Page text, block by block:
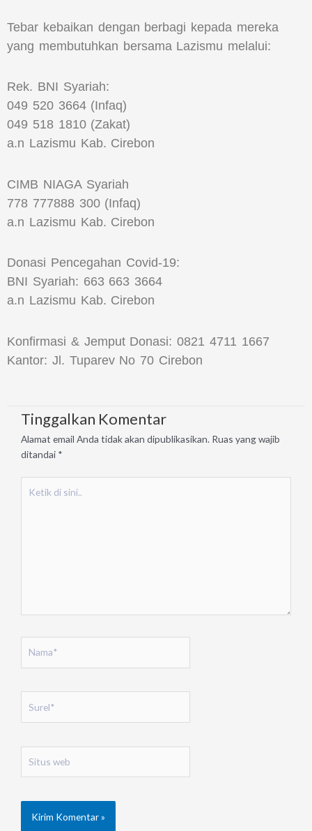
Tebar kebaikan dengan berbagi kepada mereka
yang membutuhkan bersama Lazismu melalui:
Rek. BNI Syariah:
049 520 3664 (Infaq)
049 518 1810 (Zakat)
a.n Lazismu Kab. Cirebon
CIMB NIAGA Syariah
778 777888 300 (Infaq)
a.n Lazismu Kab. Cirebon
Donasi Pencegahan Covid-19:
BNI Syariah: 663 663 3664
a.n Lazismu Kab. Cirebon
Konfirmasi & Jemput Donasi: 0821 4711 1667
Kantor: Jl. Tuparev No 70 Cirebon
Tinggalkan Komentar
Alamat email Anda tidak akan dipublikasikan. Ruas yang wajib
ditandai *
web